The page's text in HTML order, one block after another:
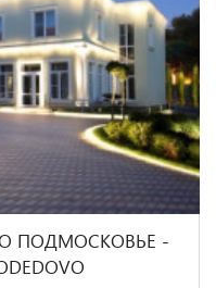
ПОДМОСКОВЬЕ -